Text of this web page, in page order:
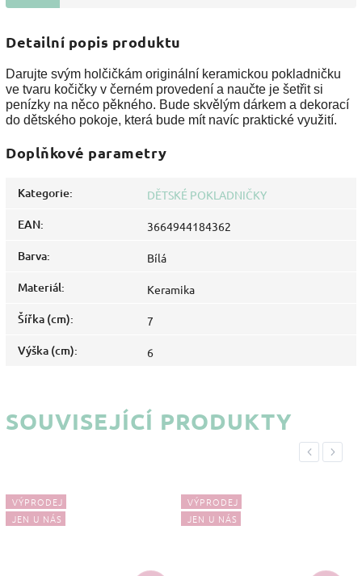
Detailní popis produktu
Darujte svým holčičkám originální keramickou pokladničku
ve tvaru kočičky v černém provedení a naučte je šetřit si
penízky na něco pěkného. Bude skvělým dárkem a dekorací
do dětského pokoje, která bude mít navíc praktické využití.
Doplňkové parametry
Kategorie: DĚTSKÉ POKLADNIČKY
EAN: 3664944184362
Barva: Bílá
Materiál: Keramika
Šířka (cm): 7
Výška (cm): 6
SOUVISEJÍCÍ PRODUKTY
Previous
VÝPRODEJ
JEN U NÁS
VÝPRODEJ
JEN U NÁS
Next